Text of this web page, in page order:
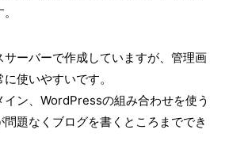
サーバーで作成していますが、管理画
使いやすいです。
イン、WordPressの組み合わせを使う
題なくブログを書くところまででき